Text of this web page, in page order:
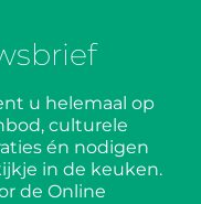
u helemaal op
culturele
én nodigen
in de keuken.
de Online